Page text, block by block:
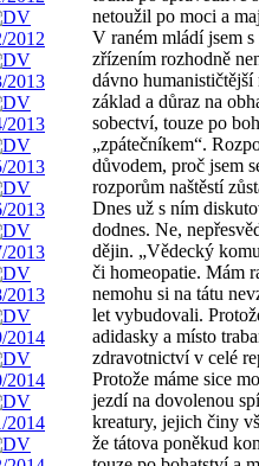
netoužil po moci a
V raném mládí jsem
zřízením rozhodně
dávno
základ a důraz na
sobectví, touze po
„zpátečníkem“.
důvodem, proč jsem
rozporům naštěstí
Dnes už s ním
dodnes. Ne,
dějin. „Vědecký
či homeopatie. Mám
nemohu si na tátu
let vybudovali.
adidasky a místo
zdravotnictví v celé
Protože máme sice
jezdí na dovolenou
kreatury, jejich činy
že tátova poněkud